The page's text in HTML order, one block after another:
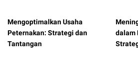
Mengoptimalkan Usaha
Peternakan: Strategi dan
Tantangan
dalam